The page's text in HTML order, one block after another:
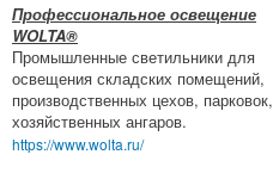
Профессиональное освещение
WOLTA®
Промышленные светильники для
освещения складских помещений,
производственных цехов, парковок,
хозяйственных ангаров.
https://www.wolta.ru/